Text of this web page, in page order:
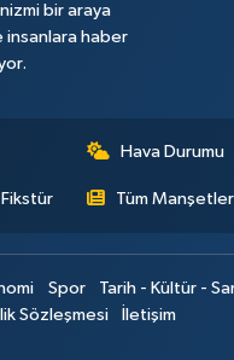
bir araya
insanlara haber
Hava Durumu
Tüm Manşetler
Spor Tarih - Kültür -
Sözleşmesi İletişim